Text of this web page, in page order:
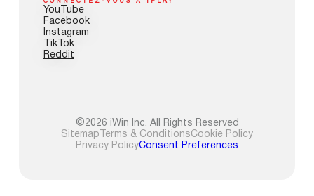
CONNECTEZ-VOUS À IPLAY
YouTube
Facebook
Instagram
TikTok
Reddit
©2026 iWin Inc. All Rights Reserved
Sitemap Terms & ConditionsCookie Policy
Privacy PolicyConsent Preferences